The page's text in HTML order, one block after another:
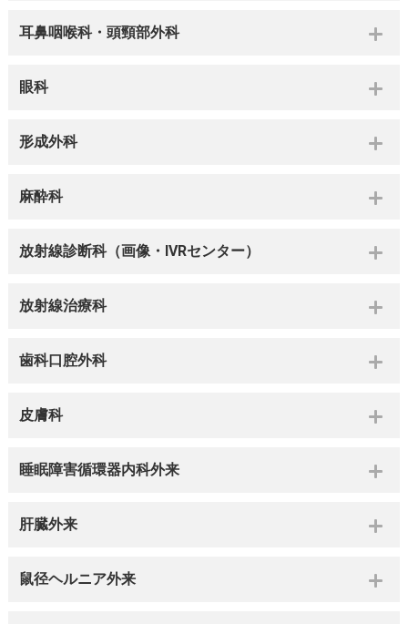
耳鼻咽喉科・頭頸部外科
眼科
形成外科
麻酔科
放射線診断科（画像・IVRセンター）
放射線治療科
歯科口腔外科
皮膚科
睡眠障害循環器内科外来
肝臓外来
鼠径ヘルニア外来